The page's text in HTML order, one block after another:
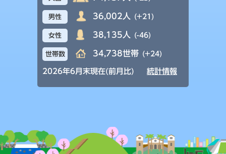
男性 36,002人 (+21)
女性 38,135人 (-46)
世帯数 34,738世帯 (+24)
2026年6月末現在(前月比) 統計情報